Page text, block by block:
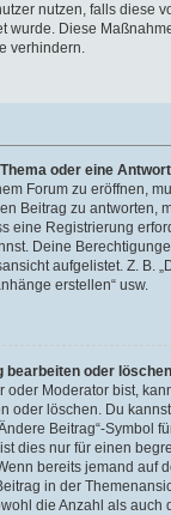
nutzen, falls diese
wurde. Diese
verhindern.
oder eine
Forum zu eröffnen,
Beitrag zu antworten,
eine Registrierung
Deine
aufgelistet. Z. B.
erstellen“ usw.
bearbeiten oder
oder Moderator bist,
oder löschen. Du
Beitrag“-Symbol
dies nur für einen
bereits jemand auf
in der
die Anzahl als auch